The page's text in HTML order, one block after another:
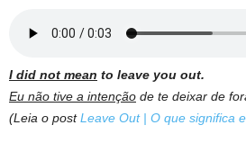
I did not mean to leave you out.
Eu não tive a intenção de te deixar de
(Leia o postLeave Out | O que significa